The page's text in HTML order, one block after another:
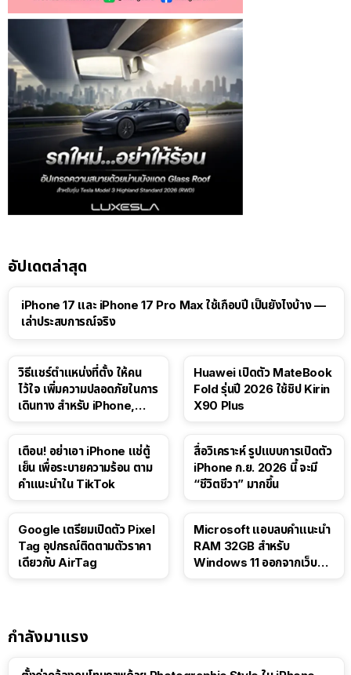
อัปเดตล่าสุด
iPhone 17 และ iPhone 17 Pro Max ใช้เกือบปี เป็นยังไงบ้าง —
เล่าประสบการณ์จริง
วิธีแชร์ตำแหน่งที่ตั้ง ให้คน
ไว้ใจ เพิ่มความปลอดภัยในการ
เดินทาง สำหรับ iPhone,
Huawei เปิดตัว MateBook
Fold รุ่นปี 2026 ใช้ชิป Kirin
X90 Plus
เตือน! อย่าเอา iPhone แช่ตู้
เย็น เพื่อระบายความร้อน ตาม
คำแนะนำใน TikTok
สื่อวิเคราะห์ รูปแบบการเปิดตัว
iPhone ก.ย. 2026 นี้ จะมี
“ชีวิตชีวา” มากขึ้น
Google เตรียมเปิดตัว Pixel
Tag อุปกรณ์ติดตามตัวราคา
เดียวกับ AirTag
Microsoft แอบลบคำแนะนำ
RAM 32GB สำหรับ
Windows 11 ออกจากเว็บตัว
กำลังมาแรง